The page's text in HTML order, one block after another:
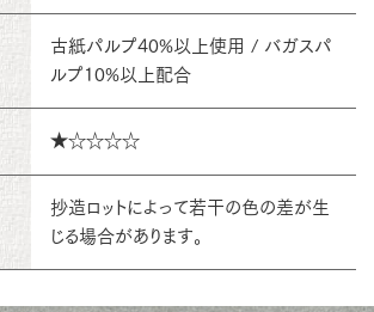
古紙パルプ40%以上使用 / バガスパ
ルプ10%以上配合
★☆☆☆☆
抄造ロットによって若干の色の差が生
じる場合があります。